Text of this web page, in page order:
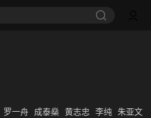
罗一舟 成泰燊 黄志忠 李纯 朱亚文